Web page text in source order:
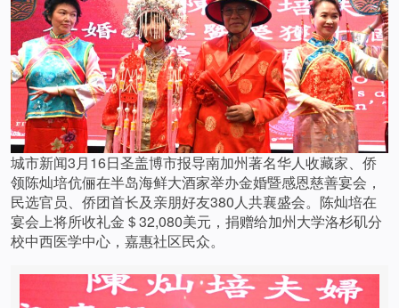
城市新闻3月16日圣盖博市报导南加州著名华人收藏家、侨
领陈灿培伉俪在半岛海鲜大酒家举办金婚暨感恩慈善宴会，
民选官员、侨团首长及亲朋好友380人共襄盛会。陈灿培在
宴会上将所收礼金＄32,080美元，捐赠给加州大学洛杉矶分
校中西医学中心，嘉惠社区民众。